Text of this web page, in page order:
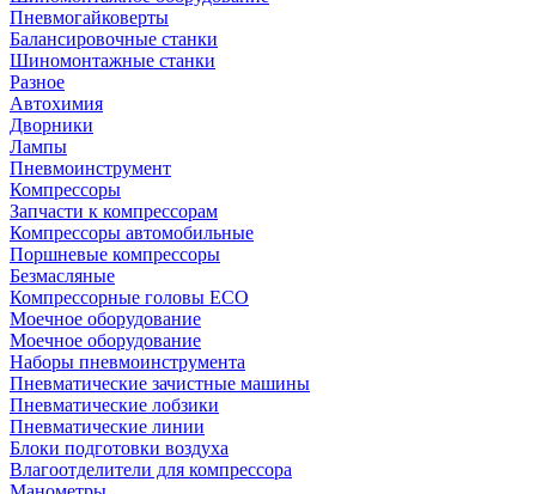
Пневмогайковерты
Балансировочные станки
Шиномонтажные станки
Разное
Автохимия
Дворники
Лампы
Пневмоинструмент
Компрессоры
Запчасти к компрессорам
Компрессоры автомобильные
Поршневые компрессоры
Безмасляные
Компрессорные головы ECO
Моечное оборудование
Моечное оборудование
Наборы пневмоинструмента
Пневматические зачистные машины
Пневматические лобзики
Пневматические линии
Блоки подготовки воздуха
Влагоотделители для компрессора